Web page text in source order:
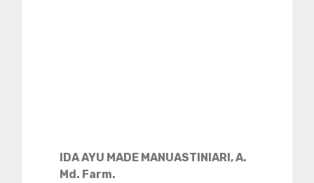
IDA AYU MADE MANUASTINIARI, A.
Md. Farm.